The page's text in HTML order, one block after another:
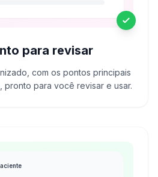
para revisar
com os pontos principais
pronto para você revisar e usar.